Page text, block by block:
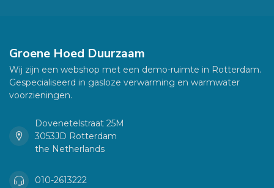
Groene Hoed Duurzaam
Wij zijn een webshop met een demo-ruimte in Rotterdam.
Gespecialiseerd in gasloze verwarming en warmwater
voorzieningen.
Dovenetelstraat 25M
3053JD Rotterdam
the Netherlands
010-2613222